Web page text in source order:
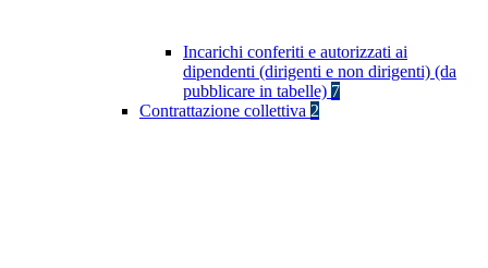
Incarichi conferiti e autorizzati ai
dipendenti (dirigenti e non dirigenti) (da
pubblicare in tabelle) 7
Contrattazione collettiva 2